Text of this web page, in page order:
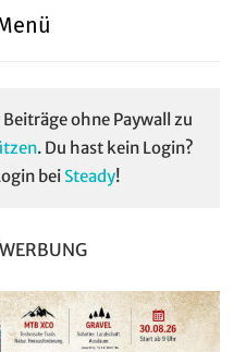
ohne Paywall zu
. Du hast kein Login?
bei Steady!